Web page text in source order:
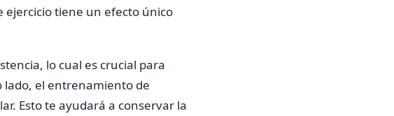
ejercicio tiene un efecto único
lo cual es crucial para
lado, el entrenamiento de
Esto te ayudará a conservar la